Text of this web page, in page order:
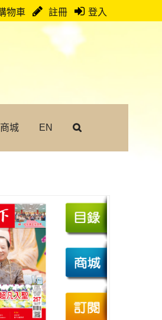
物車 註冊 登入
商城 EN